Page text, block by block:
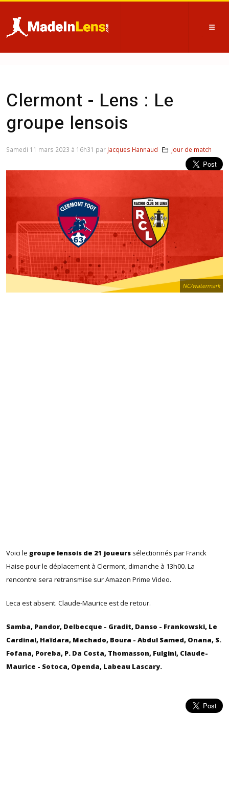
Clermont - Lens : Le
groupe lensois
NC/watermark
Voici le groupe lensois de 21 joueurs sélectionnés par Franck
Haise pour le déplacement à Clermont, dimanche à 13h00. La
rencontre sera retransmise sur Amazon Prime Video.
Leca est absent. Claude-Maurice est de retour.
Samba, Pandor, Delbecque - Gradit, Danso - Frankowski, Le
Cardinal, Haïdara, Machado, Boura - Abdul Samed, Onana, S.
Fofana, Poreba, P. Da Costa, Thomasson, Fulgini, Claude-
Maurice - Sotoca, Openda, Labeau Lascary.
Samedi 11 mars 2023 à 16h31 par Jacques Hannaud Jour de match